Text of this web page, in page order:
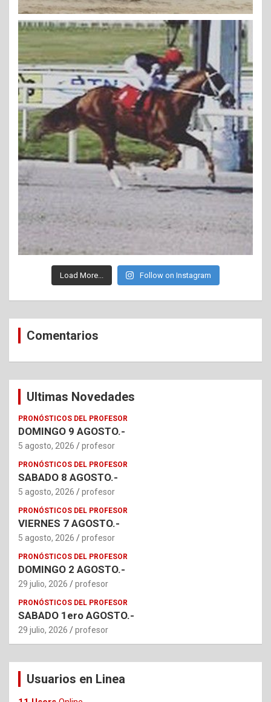
Load More... Follow on Instagram
Comentarios
Ultimas Novedades
PRONÓSTICOS DEL PROFESOR
DOMINGO 9 AGOSTO.-
5 agosto, 2026 profesor
PRONÓSTICOS DEL PROFESOR
SABADO 8 AGOSTO.-
5 agosto, 2026 profesor
PRONÓSTICOS DEL PROFESOR
VIERNES 7 AGOSTO.-
5 agosto, 2026 profesor
PRONÓSTICOS DEL PROFESOR
DOMINGO 2 AGOSTO.-
29 julio, 2026 profesor
PRONÓSTICOS DEL PROFESOR
SABADO 1ero AGOSTO.-
29 julio, 2026 profesor
Usuarios en Linea